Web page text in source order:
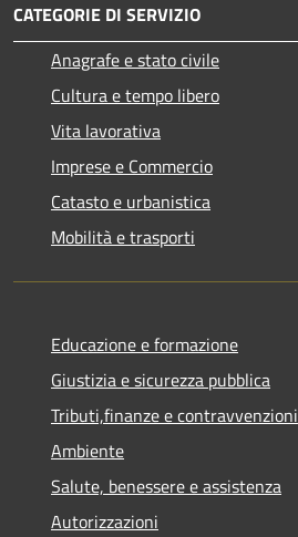
CATEGORIE DI SERVIZIO
Anagrafe e stato civile
Cultura e tempo libero
Vita lavorativa
Imprese e Commercio
Catasto e urbanistica
Mobilità e trasporti
Educazione e formazione
Giustizia e sicurezza pubblica
Tributi,finanze e contravvenzioni
Ambiente
Salute, benessere e assistenza
Autorizzazioni